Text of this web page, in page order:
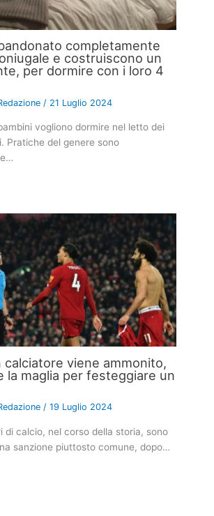
completamente
e costruiscono un
per dormire con i loro 4
/ 21 Luglio 2024
vogliono dormire nel letto dei
Pratiche del genere sono
calciatore viene ammonito,
la maglia per festeggiare un
/19 Luglio 2024
di calcio, nel corso della storia, sono
sanzione piuttosto comune, dopo…